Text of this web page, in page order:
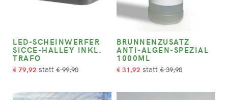
LED-SCHEINWERFER
SICCE-HALLEY INKL.
TRAFO
€ 79,92 €99,90
BRUNNENZUSATZ
ANTI-ALGEN-SPEZIAL
1000ML
€ 31,92 €39,90